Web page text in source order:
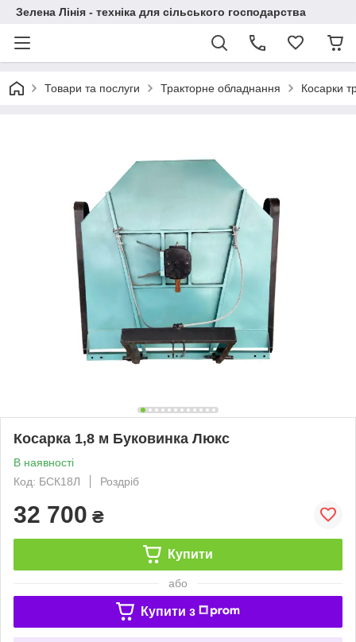
Зелена Лінія - техніка для сільського господарства
Товари та послуги Тракторне обладнання Косарки
Косарка 1,8 м Буковинка Люкс
В наявності
Код: БСК18Л
Роздріб
32 700 ₴
Купити
або
Купити з